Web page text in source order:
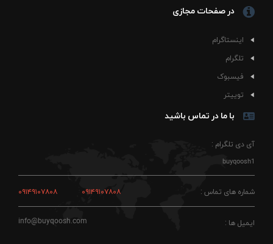
در صفحات مجازی
اینستاگرام
تلگرام
فیسبوک
توییتر
با ما در تماس باشید
آی دی تلگرام :
buyqoosh1
شماره های تماس : ۰۹۱۴۹۱۰۷۸۰۸ ۰۹۱۴۹۱۰۷۸۰۸
ایمیل ها : info@buyqoosh.com